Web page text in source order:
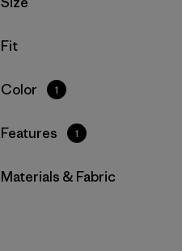
Filtrar por
Fit
Filtrar por
Color 1
Filtrar por
Features 1
Filtrar por
Materials & Fabric